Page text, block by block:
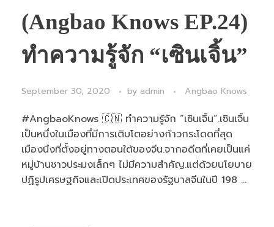
(Angbao Knows EP.24)
ทำความรู้จัก “เซินเจิ้น”
September 30, 2020 by admin Angbao Knows
#AngbaoKnows 🇨🇳 ทำความรู้จัก “เซินเจิ้น”.เซินเจิ้น
เป็นหนึ่งในเมืองที่มีการเติบโตอย่างก้าวกระโดดที่สุด
เมืองนึงที่ตั้งอยู่ทางตอนใต้ของจีน.จากอดีตที่เคยเป็นแค่
หมู่บ้านชาวประมงเล็กๆ ไม่มีความสำคัญ.แต่ด้วยนโยบาย
ปฏิรูปเศรษฐกิจและเปิดประเทศของรัฐบาลจีนในปี 198 ...